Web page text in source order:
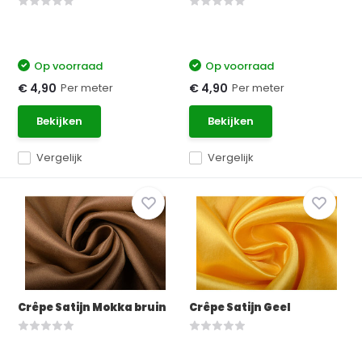
Vergelijk
Op voorraad
€ 4,90 Per meter
Bekijken
Vergelijk
Op voorraad
€ 4,90 Per meter
Bekijken
Crêpe Satijn Mokka bruin Crêpe Satijn Geel